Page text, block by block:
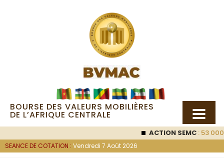
BOURSE DES VALEURS MOBILIÈRES
DE L’AFRIQUE CENTRALE
ACTION SEMC: 53 000
SEANCE DE COTATION : Vendredi 7 Août 2026